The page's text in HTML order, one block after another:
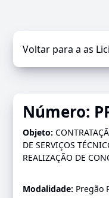
Voltar para a as
Número:
Objeto:
DE SERVIÇOS
REALIZAÇÃO DE
Modalidade: Pregão